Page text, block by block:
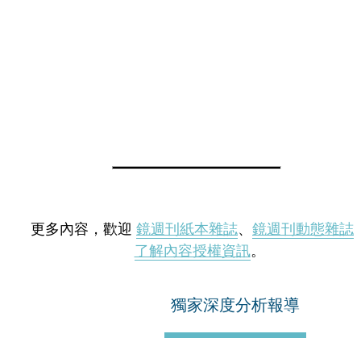
更多內容，歡迎 鏡週刊紙本雜誌、 鏡週刊動態雜誌
了解內容授權資訊。
獨家深度分析報導